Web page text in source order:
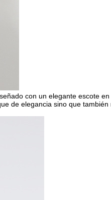
con un elegante escote
de elegancia sino que